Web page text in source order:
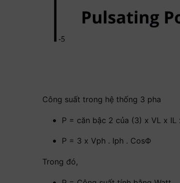
Công suất trong hệ thống 3 pha
P = căn bậc 2 của (3) x VL x IL
P = 3 x Vph . Iph . CosФ
Trong đó,